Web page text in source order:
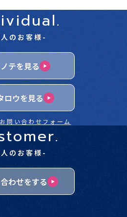
のお客様-
テを見る
ロウを見る
問い合わせフォーム
のお客様-
わせをする